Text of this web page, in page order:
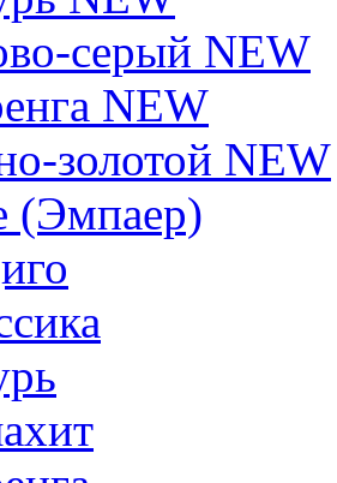
серый NEW
NEW
золотой NEW
(Эмпаер)